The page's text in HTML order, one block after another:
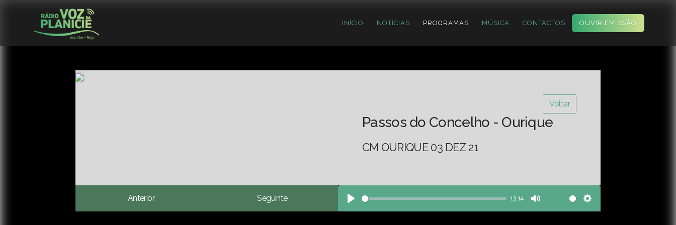
INÍCIO NOTÍCIAS PROGRAMAS MÚSICA CONTACTOS OUVIR EMISSÃO
Voltar
Passos do Concelho - Ourique
CM OURIQUE 03 DEZ 21
Anterior Seguinte
Play
13:14
Mute Settings